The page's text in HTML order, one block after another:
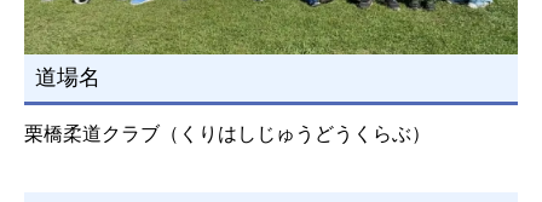
道場名
栗橋柔道クラブ（くりはしじゅうどうくらぶ）